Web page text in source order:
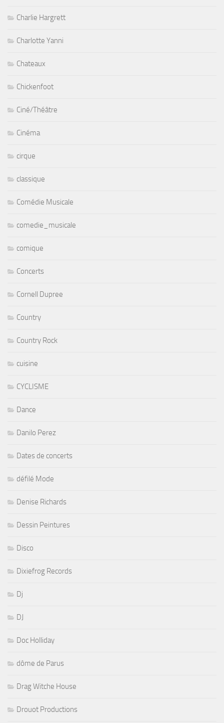
Charlie Hargrett
Charlotte Yanni
Chateaux
Chickenfoot
Ciné/Théâtre
Cinéma
cirque
classique
Comédie Musicale
comedie_musicale
comique
Concerts
Cornell Dupree
Country
Country Rock
cuisine
CYCLISME
Dance
Danilo Perez
Dates de concerts
défilé Mode
Denise Richards
Dessin Peintures
Disco
Dixiefrog Records
Dj
DJ
Doc Holliday
dôme de Parus
Drag Witche House
Drouot Productions